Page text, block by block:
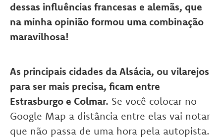
dessas influências francesas e alemãs, que
na minha opinião formou uma combinação
maravilhosa!
As principais cidades da Alsácia, ou vilarejos
para ser mais precisa, ficam entre
Estrasburgo e Colmar. Se você colocar no
Google Map a distância entre elas vai notar
que não passa de uma hora pela autopista.